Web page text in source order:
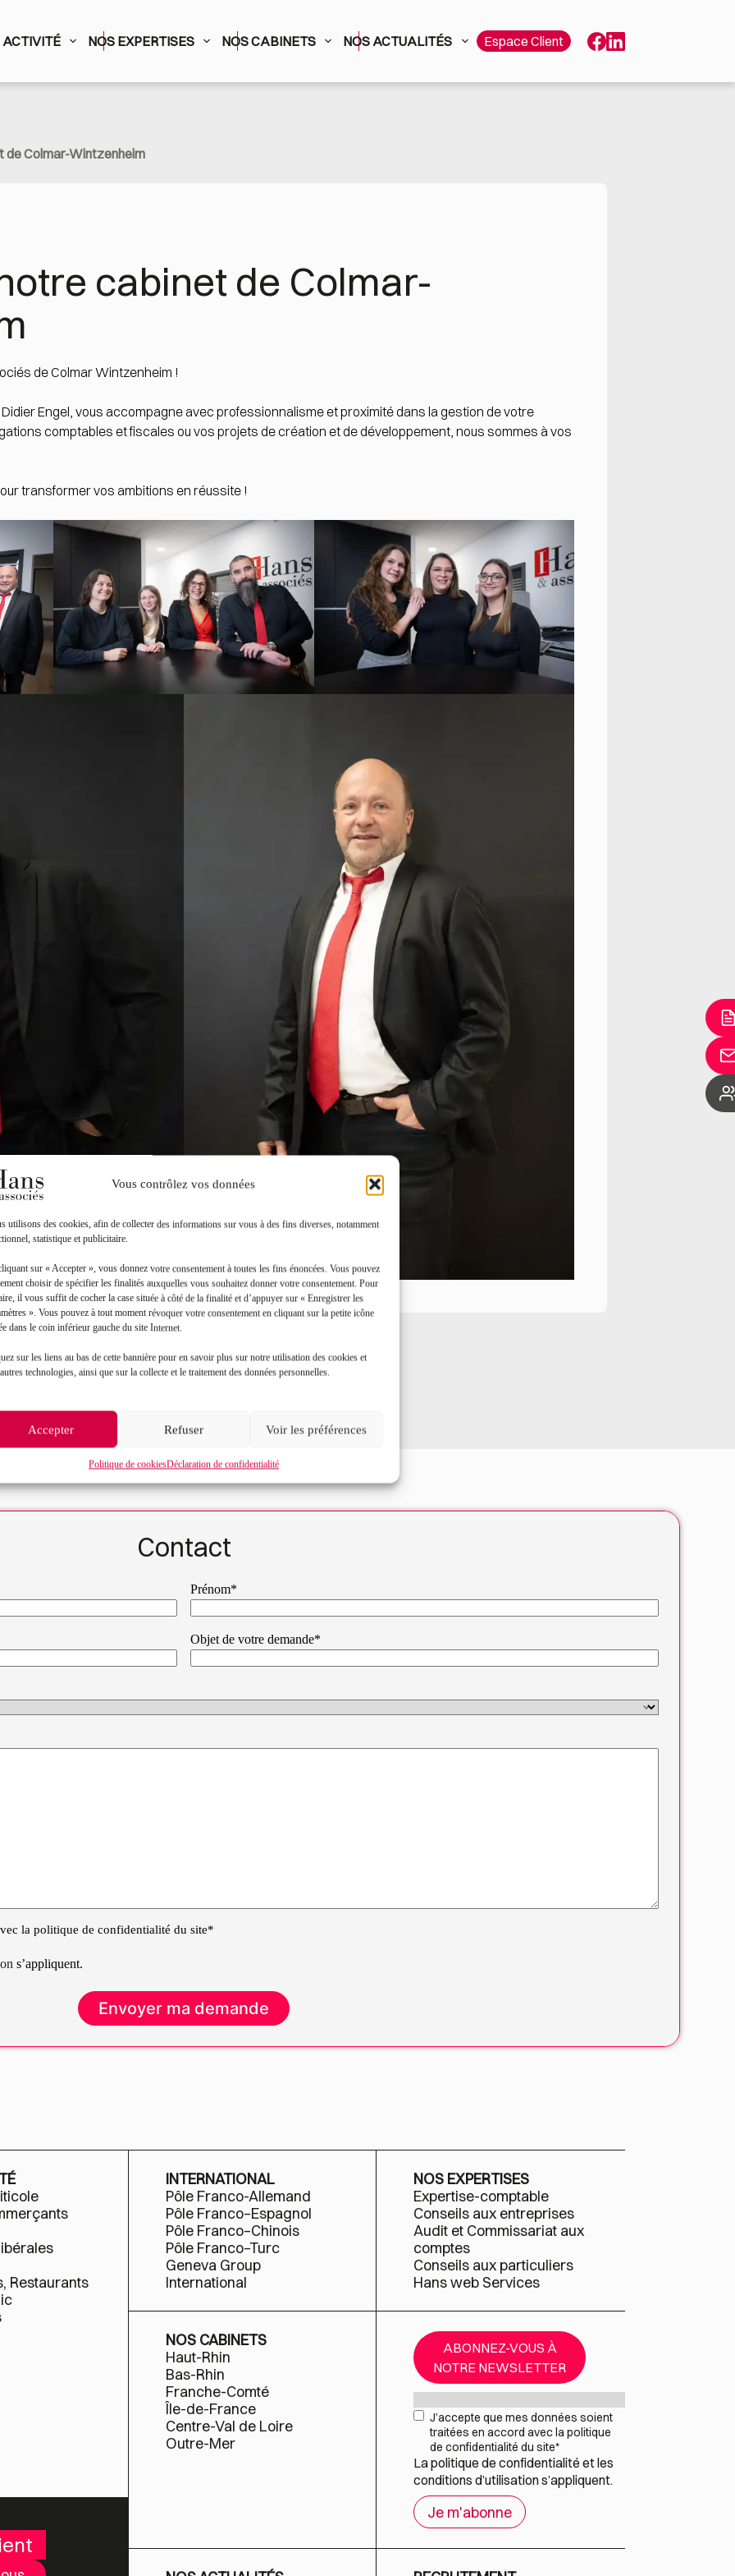
Vous contrôlez vos données
utilisons des cookies, afin de collecter des informations sur vous à des fins diverses, notamment
statistique et publicitaire.
sur « Accepter », vous donnez votre consentement à toutes les fins énoncées. Vous pouvez
choisir de spécifier les finalités auxquelles vous souhaitez donner votre consentement. Pour
il vous suffit de cocher la case située à côté de la finalité et d’appuyer sur « Enregistrer les
». Vous pouvez à tout moment révoquer votre consentement en cliquant sur la petite icône
dans le coin inférieur gauche du site Internet.
sur les liens au bas de cette bannière pour en savoir plus sur notre utilisation des cookies et
technologies, ainsi que sur la collecte et le traitement des données personnelles.
Accepter Refuser Voir les préférences
Politique de cookiesDéclaration de confidentialité
ACTIVITÉ NOS EXPERTISES NOS CABINETS NOS ACTUALITÉS Espace Client
Colmar-Wintzenheim
cabinet de Colmar-
de Colmar Wintzenheim !
Engel, vous accompagne avec professionnalisme et proximité dans la gestion de votre
comptables et fiscales ou vos projets de création et de développement, nous sommes à vos
transformer vos ambitions en réussite !
Toutes les actualités
Contact
Prénom*
Objet de votre demande*
la politique de confidentialité du site*
s’appliquent.
Restaurants
INTERNATIONAL
Pôle Franco-Allemand
Pôle Franco–Espagnol
Pôle Franco–Chinois
Pôle Franco–Turc
Geneva Group
International
NOS EXPERTISES
Expertise-comptable
Conseils aux entreprises
Audit et Commissariat aux
comptes
Conseils aux particuliers
Hans web Services
NOS CABINETS
Haut-Rhin
Bas-Rhin
Franche-Comté
Île-de-France
Centre-Val de Loire
Outre-Mer
ABONNEZ-VOUS À
NOTRE NEWSLETTER
Mail*
RGPD*
J’accepte que mes données soient
traitées en accord avec la politique
de confidentialité du site*
Lapolitique de confidentialité et les
conditions d’utilisations’appliquent.